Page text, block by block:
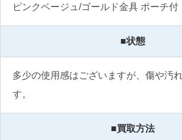
ピンクベージュ/ゴールド金具 ポーチ付
■状態
多少の使用感はございますが、傷や汚
す。
■買取方法